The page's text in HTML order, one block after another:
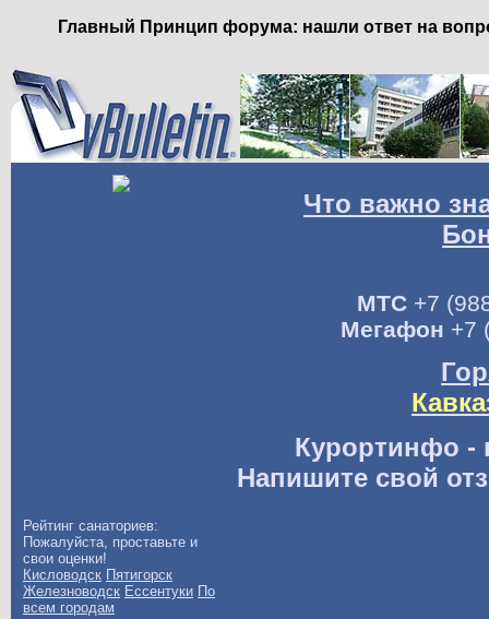
Главный Принцип форума: нашли ответ на
Что важно
МТС+7
Мегафон +7
Курортинфо -
Напишите свой
Рейтинг санаториев:
Пожалуйста, проставьте и
свои оценки!
Кисловодск Пятигорск
Железноводск Ессентуки По
всем городам